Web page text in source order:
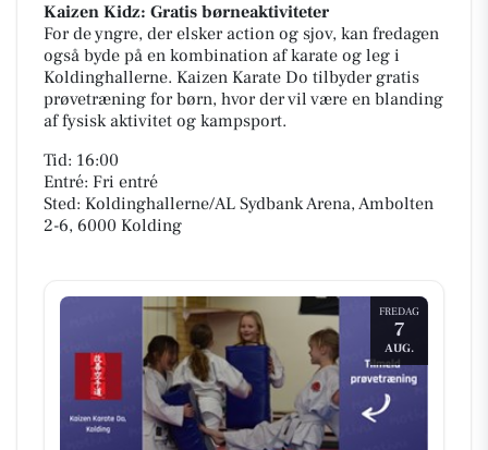
Kaizen Kidz: Gratis børneaktiviteter
For de yngre, der elsker action og sjov, kan fredagen
også byde på en kombination af karate og leg i
Koldinghallerne. Kaizen Karate Do tilbyder gratis
prøvetræning for børn, hvor der vil være en blanding
af fysisk aktivitet og kampsport.
Tid: 16:00
Entré: Fri entré
Sted: Koldinghallerne/AL Sydbank Arena, Ambolten
2-6, 6000 Kolding
FREDAG
7
AUG.